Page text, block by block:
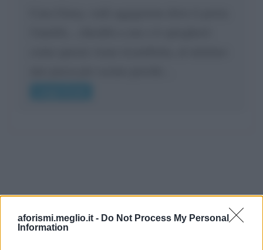
aforismi.meglio.it - Do Not Process My Personal
Information